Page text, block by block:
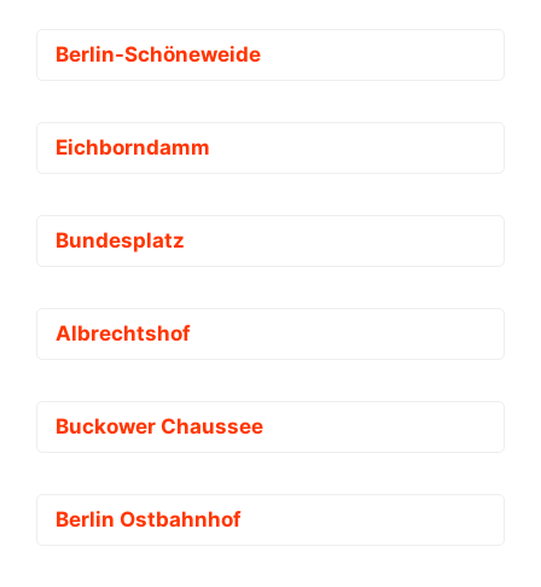
Berlin-Schöneweide
Eichborndamm
Bundesplatz
Albrechtshof
Buckower Chaussee
Berlin Ostbahnhof